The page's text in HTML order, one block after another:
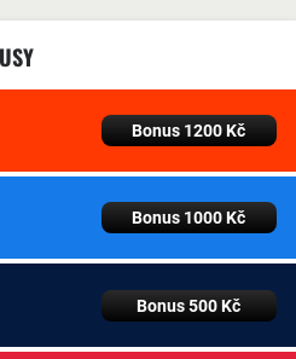
Bonus 1200 Kč
Bonus 1000 Kč
Bonus 500 Kč